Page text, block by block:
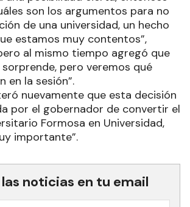
son los argumentos para no
de una universidad, un hecho
estamos muy contentos”,
al mismo tiempo agregó que
pero veremos qué
en la sesión”.
nuevamente que esta decisión
por el gobernador de convertir el
Formosa en Universidad,
importante”.
noticias en tu email